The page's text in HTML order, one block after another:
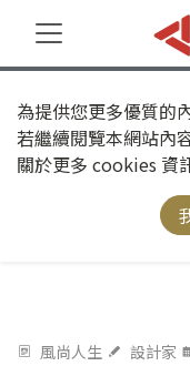
為提供您更多優質的
若繼續閱覽本網站內
關於更多 cookies 資
風尚人生 設計家